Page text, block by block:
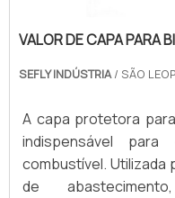
VALOR DE CAPA PARA
SEFLY INDÚSTRIA/ SÃO
A capa protetora
indispensável
combustível.
de